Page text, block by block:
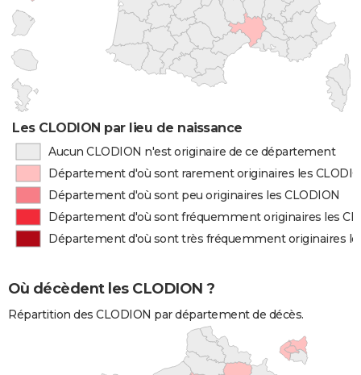
Les CLODION par lieu de naissance
Aucun CLODION n'est originaire de ce département
Département d'où sont rarement originaires les
Département d'où sont peu originaires les CLODION
Département d'où sont fréquemment originaires les
Département d'où sont très fréquemment originaires
Où décèdent les CLODION ?
Répartition des CLODION par département de décès.